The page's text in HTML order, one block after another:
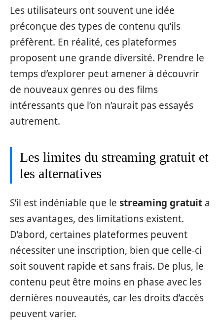
Les utilisateurs ont souvent une idée
préconçue des types de contenu qu’ils
préfèrent. En réalité, ces plateformes
proposent une grande diversité. Prendre le
temps d’explorer peut amener à découvrir
de nouveaux genres ou des films
intéressants que l’on n’aurait pas essayés
autrement.
Les limites du streaming gratuit et
les alternatives
S’il est indéniable que le streaming gratuit a
ses avantages, des limitations existent.
D’abord, certaines plateformes peuvent
nécessiter une inscription, bien que celle-ci
soit souvent rapide et sans frais. De plus, le
contenu peut être moins en phase avec les
dernières nouveautés, car les droits d’accès
peuvent varier.